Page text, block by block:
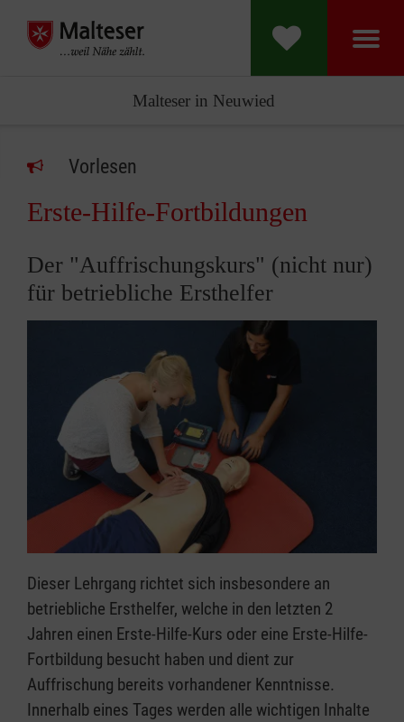
Malteser in Neuwied
Vorlesen
Erste-Hilfe-Fortbildungen
Der "Auffrischungskurs" (nicht nur)
für betriebliche Ersthelfer
Dieser Lehrgang richtet sich insbesondere an
betriebliche Ersthelfer, welche in den letzten 2
Jahren einen Erste-Hilfe-Kurs oder eine Erste-Hilfe-
Fortbildung besucht haben und dient zur
Auffrischung bereits vorhandener Kenntnisse.
Innerhalb eines Tages werden alle wichtigen Inhalte